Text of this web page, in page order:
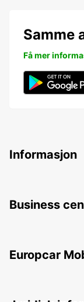
Samme
Få mer
Informasjon
Business
Europcar